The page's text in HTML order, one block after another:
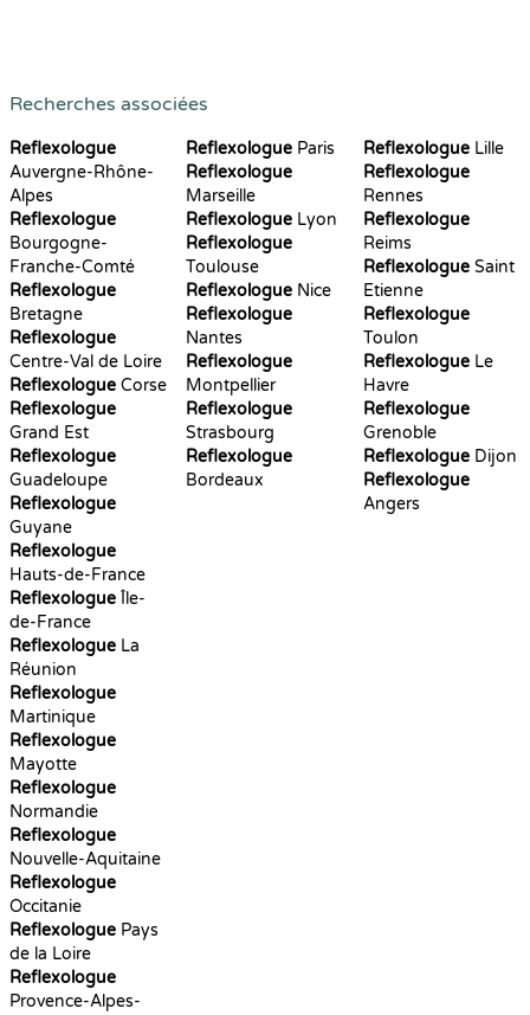
Recherches associées
Reflexologue
Auvergne-Rhône-
Alpes
Reflexologue
Bourgogne-
Franche-Comté
Reflexologue
Bretagne
Reflexologue
Centre-Val de Loire
Reflexologue Corse
Reflexologue
Grand Est
Reflexologue
Guadeloupe
Reflexologue
Guyane
Reflexologue
Hauts-de-France
Reflexologue Île-
de-France
Reflexologue La
Réunion
Reflexologue
Martinique
Reflexologue
Mayotte
Reflexologue
Normandie
Reflexologue
Nouvelle-Aquitaine
Reflexologue
Occitanie
Reflexologue Pays
de la Loire
Reflexologue
Provence-Alpes-
Reflexologue Paris
Reflexologue
Marseille
Reflexologue Lyon
Reflexologue
Toulouse
Reflexologue Nice
Reflexologue
Nantes
Reflexologue
Montpellier
Reflexologue
Strasbourg
Reflexologue
Bordeaux
ReflexologueLille
Reflexologue
Rennes
Reflexologue
Reims
ReflexologueSaint
Etienne
Reflexologue
Toulon
ReflexologueLe
Havre
Reflexologue
Grenoble
ReflexologueDijon
Reflexologue
Angers